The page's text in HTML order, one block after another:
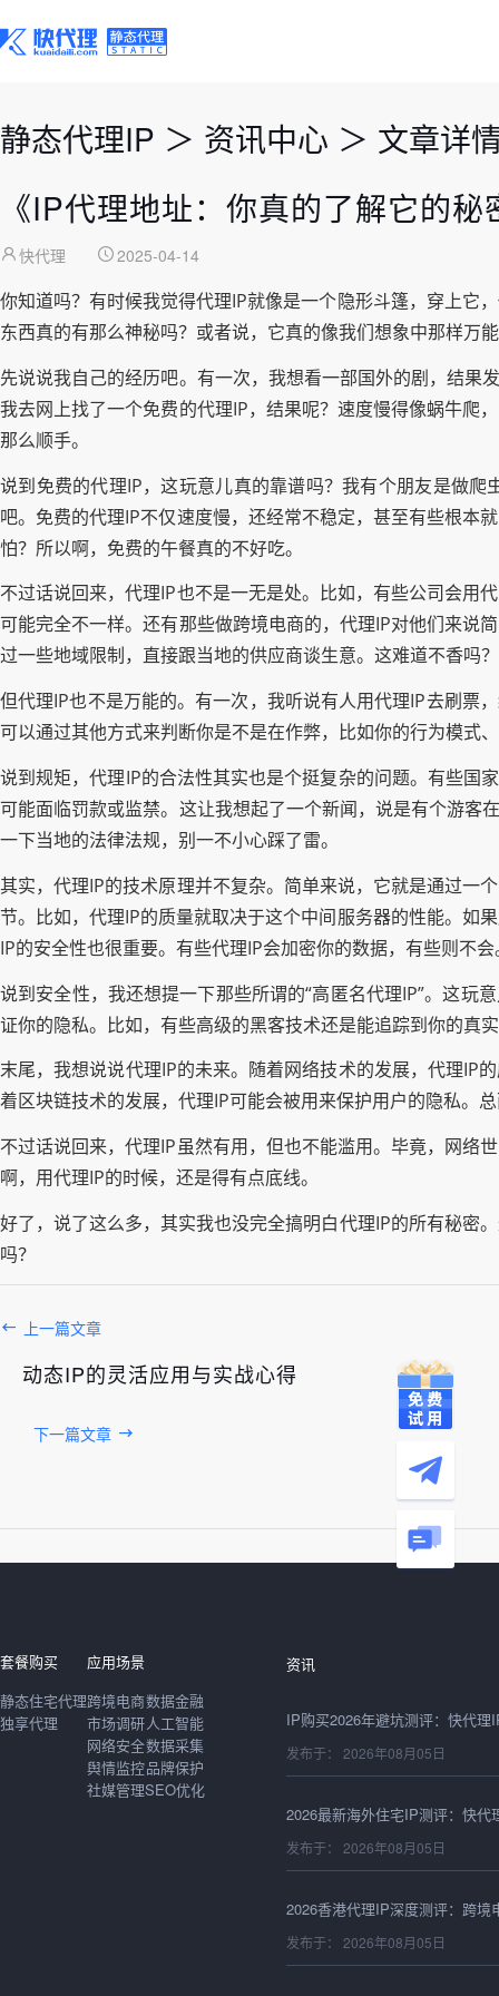
静态代理IP ＞ 资讯中心 ＞ 文章详
《IP代理地址：你真的了解它的秘
快代理 2025-04-14
你知道吗？有时候我觉得代理IP就像是一个隐形斗篷，穿上它
东西真的有那么神秘吗？或者说，它真的像我们想象中那样万
先说说我自己的经历吧。有一次，我想看一部国外的剧，结果
我去网上找了一个免费的代理IP，结果呢？速度慢得像蜗牛爬
那么顺手。
说到免费的代理IP，这玩意儿真的靠谱吗？我有个朋友是做
吧。免费的代理IP不仅速度慢，还经常不稳定，甚至有些根本
怕？所以啊，免费的午餐真的不好吃。
不过话说回来，代理IP也不是一无是处。比如，有些公司会用
可能完全不一样。还有那些做跨境电商的，代理IP对他们来说
过一些地域限制，直接跟当地的供应商谈生意。这难道不香吗？
但代理IP也不是万能的。有一次，我听说有人用代理IP去刷票
可以通过其他方式来判断你是不是在作弊，比如你的行为模式
说到规矩，代理IP的合法性其实也是个挺复杂的问题。有些国
可能面临罚款或监禁。这让我想起了一个新闻，说是有个游客
一下当地的法律法规，别一不小心踩了雷。
其实，代理IP的技术原理并不复杂。简单来说，它就是通过一
节。比如，代理IP的质量就取决于这个中间服务器的性能。如
IP的安全性也很重要。有些代理IP会加密你的数据，有些则不
说到安全性，我还想提一下那些所谓的“高匿名代理IP”。这玩
证你的隐私。比如，有些高级的黑客技术还是能追踪到你的真
末尾，我想说说代理IP的未来。随着网络技术的发展，代理IP
着区块链技术的发展，代理IP可能会被用来保护用户的隐私。
不过话说回来，代理IP虽然有用，但也不能滥用。毕竟，网络
啊，用代理IP的时候，还是得有点底线。
好了，说了这么多，其实我也没完全搞明白代理IP的所有秘密
吗？
上一篇文章
动态IP的灵活应用与实战心得
下一篇文章
套餐购买
静态住宅代理
独享代理
应用场景
跨境电商
市场调研
网络安全
舆情监控
社媒管理
数据金融
人工智能
数据采集
品牌保护
SEO优化
资讯
发布于： 2026年08月06日
发布于： 2026年08月05日
发布于： 2026年08月05日
发布于： 2026年08月05日